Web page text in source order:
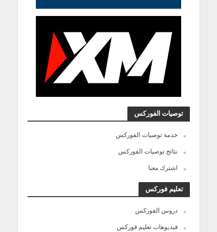
توصيات الفوركس
خدمة توصيات الفوركس
نتائج توصيات الفوركس
اشترك معنا
تعليم فوركس
دروس الفوركس
فيديوهات تعليم فوركس